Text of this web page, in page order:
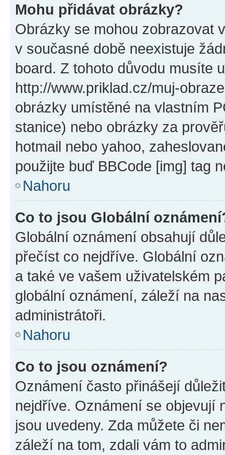
Mohu přidávat obrázky?
Obrázky se mohou zobrazovat
v současné době neexistuje
board. Z tohoto důvodu musíte
http://www.priklad.cz/muj-
obrázky umístěné na vlastním
stanice) nebo obrázky za
hotmail nebo yahoo,
použijte buď BBCode [img] tag
Nahoru
Co to jsou Globální
Globální oznámení obsahují
přečíst co nejdříve. Globální
a také ve vašem uživatelském
globální oznámení, záleží na
administrátoři.
Nahoru
Co to jsou oznámení?
Oznámení často přinášejí
nejdříve. Oznámení se objevují
jsou uvedeny. Zda můžete či
záleží na tom, zdali vám to